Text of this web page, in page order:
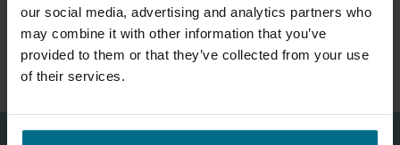
our social media, advertising and analytics partners who
may combine it with other information that you’ve
provided to them or that they’ve collected from your use
of their services.
applications
pharmaceutiques et
biotechnologiques